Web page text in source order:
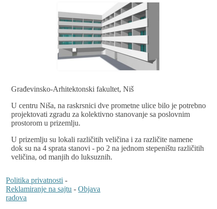
Građevinsko-Arhitektonski fakultet, Niš
U centru Niša, na raskrsnici dve prometne ulice bilo je potrebno
projektovati zgradu za kolektivno stanovanje sa poslovnim
prostorom u prizemlju.
U prizemlju su lokali različitih veličina i za različite namene
dok su na 4 sprata stanovi - po 2 na jednom stepeništu različitih
veličina, od manjih do luksuznih.
Politika privatnosti -
Reklamiranje na sajtu -Objava
radova